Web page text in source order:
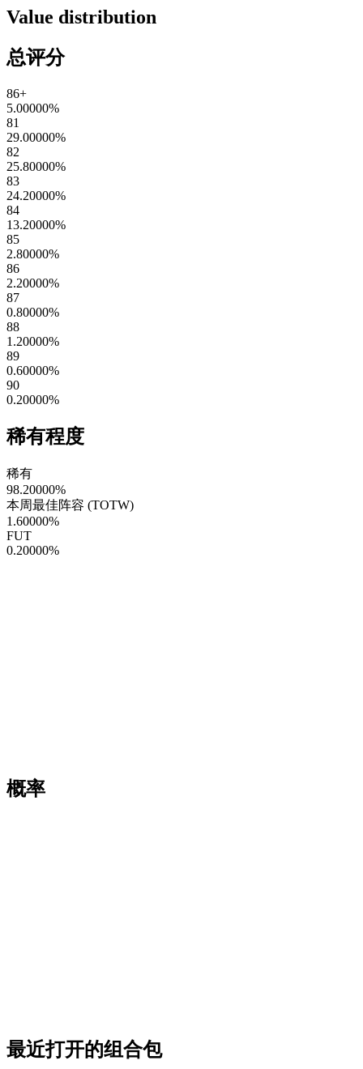
Value distribution
总评分
86+
5.00000%
81
29.00000%
82
25.80000%
83
24.20000%
84
13.20000%
85
2.80000%
86
2.20000%
87
0.80000%
88
1.20000%
89
0.60000%
90
0.20000%
稀有程度
稀有
98.20000%
本周最佳阵容 (TOTW)
1.60000%
FUT
0.20000%
概率
最近打开的组合包